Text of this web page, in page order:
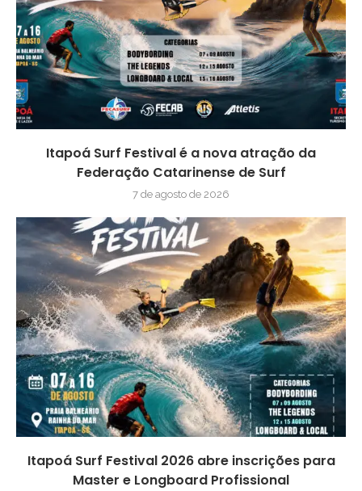
Itapoá Surf Festival é a nova atração da
Federação Catarinense de Surf
7 de agosto de 2026
Itapoá Surf Festival 2026 abre inscrições para
Master e Longboard Profissional